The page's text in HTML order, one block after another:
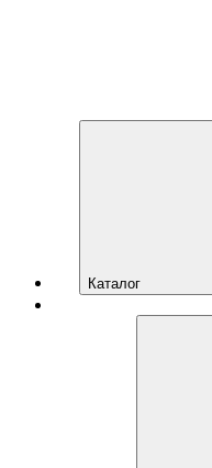
Каталог